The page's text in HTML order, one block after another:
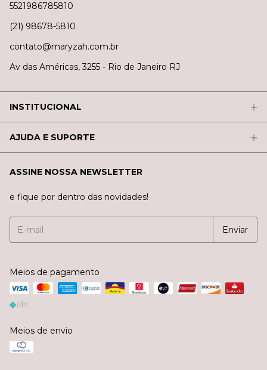
5521986785810
(21) 98678-5810
contato@maryzah.com.br
Av das Américas, 3255 - Rio de Janeiro RJ
INSTITUCIONAL
AJUDA E SUPORTE
ASSINE NOSSA NEWSLETTER
e fique por dentro das novidades!
Meios de pagamento
Meios de envio